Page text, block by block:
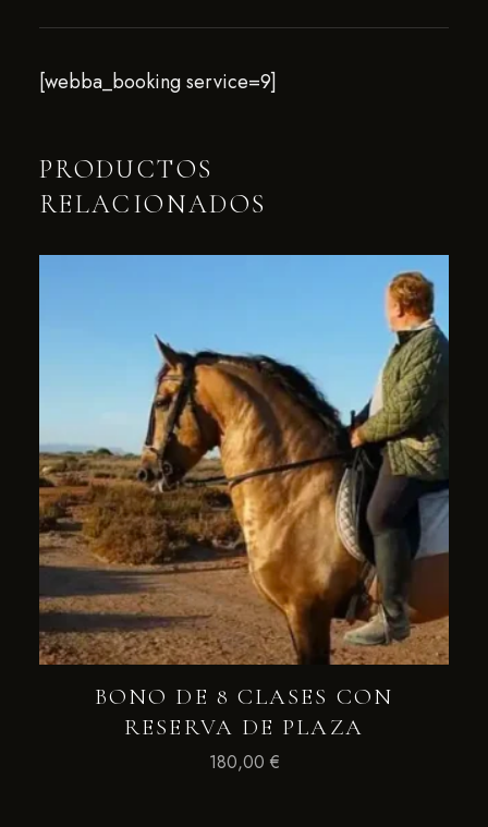
[webba_booking service=9]
PRODUCTOS
RELACIONADOS
BONO DE 8 CLASES CON
RESERVA DE PLAZA
180,00 €